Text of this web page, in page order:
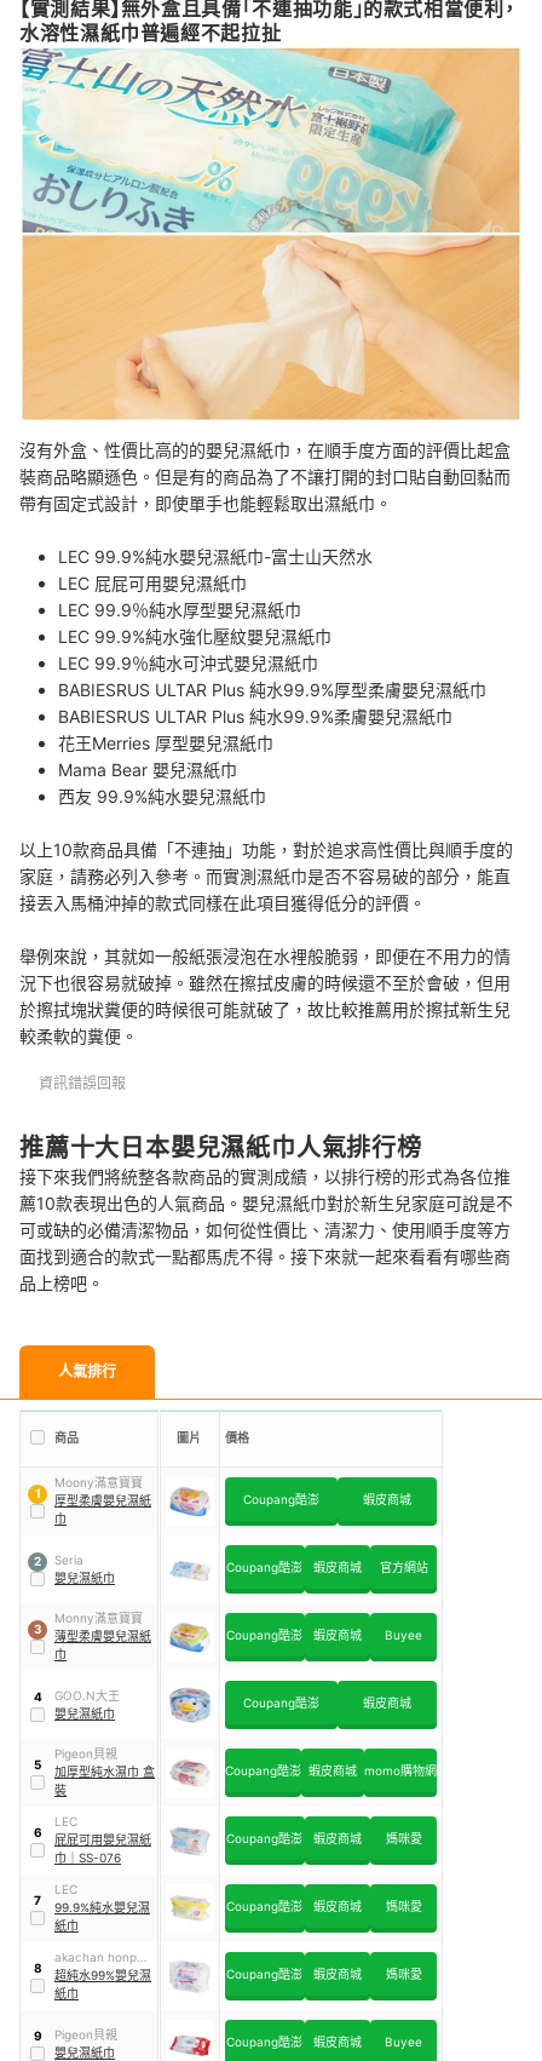
【實測結果】無外盒且具備「不連抽功能」的款式相當便利，
水溶性濕紙巾普遍經不起拉扯
沒有外盒、性價比高的的嬰兒濕紙巾，在順手度方面的評價比起盒
裝商品略顯遜色。但是有的商品為了不讓打開的封口貼自動回黏而
帶有固定式設計，即使單手也能輕鬆取出濕紙巾。
LEC 99.9%純水嬰兒濕紙巾-富士山天然水
LEC 屁屁可用嬰兒濕紙巾
LEC 99.9％純水厚型嬰兒濕紙巾
LEC 99.9%純水強化壓紋嬰兒濕紙巾
LEC 99.9％純水可沖式嬰兒濕紙巾
BABIESRUS ULTAR Plus 純水99.9%厚型柔膚嬰兒濕紙巾
BABIESRUS ULTAR Plus 純水99.9%柔膚嬰兒濕紙巾
花王Merries 厚型嬰兒濕紙巾
Mama Bear 嬰兒濕紙巾
西友 99.9%純水嬰兒濕紙巾
以上10款商品具備「不連抽」功能，對於追求高性價比與順手度的
家庭，請務必列入參考。而實測濕紙巾是否不容易破的部分，能直
接丟入馬桶沖掉的款式同樣在此項目獲得低分的評價。
舉例來說，其就如一般紙張浸泡在水裡般脆弱，即便在不用力的情
況下也很容易就破掉。雖然在擦拭皮膚的時候還不至於會破，但用
於擦拭塊狀糞便的時候很可能就破了，故比較推薦用於擦拭新生兒
較柔軟的糞便。
資訊錯誤回報
推薦十大日本嬰兒濕紙巾人氣排行榜
接下來我們將統整各款商品的實測成績，以排行榜的形式為各位推
薦10款表現出色的人氣商品。嬰兒濕紙巾對於新生兒家庭可說是不
可或缺的必備清潔物品，如何從性價比、清潔力、使用順手度等方
面找到適合的款式一點都馬虎不得。接下來就一起來看看有哪些商
品上榜吧。
人氣排行
商品 圖片 價格
1
Moony滿意寶寶
厚型柔膚嬰兒濕紙
巾
Coupang酷澎 蝦皮商城
2
Seria
嬰兒濕紙巾
Coupang酷澎 蝦皮商城 官方網站
3
Monny滿意寶寶
薄型柔膚嬰兒濕紙
巾
Coupang酷澎 蝦皮商城 Buyee
4
GOO.N大王
嬰兒濕紙巾
Coupang酷澎 蝦皮商城
5
Pigeon貝親
加厚型純水濕巾 盒
裝
Coupang酷澎 蝦皮商城 momo購物網
6
LEC
屁屁可用嬰兒濕紙
巾
SS-076
Coupang酷澎 蝦皮商城 媽咪愛
7
LEC
99.9%純水嬰兒濕
紙巾
Coupang酷澎 蝦皮商城 媽咪愛
8
akachan honpo
阿卡將
超純水99%嬰兒濕
紙巾
Coupang酷澎 蝦皮商城 媽咪愛
9
Pigeon貝親
嬰兒濕紙巾
Coupang酷澎 蝦皮商城 Buyee